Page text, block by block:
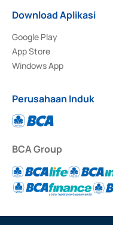
Download Aplikasi
Google Play
App Store
Windows App
Perusahaan Induk
BCA Group